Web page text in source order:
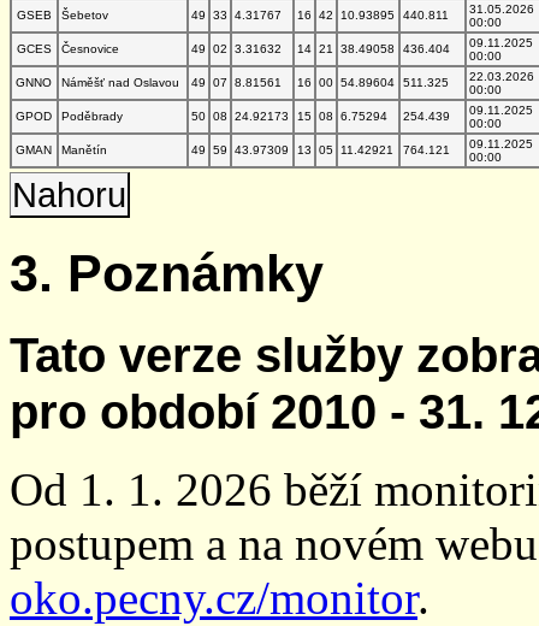
GSEB
Šebetov 49 33 4.31767 16 42 10.93895 440.811
31.05.2026
00:00
GCES
Česnovice 49 02 3.31632 14 21 38.49058 436.404
09.11.2025
00:00
GNNO
Náměšť nad Oslavou 49 07 8.81561 16 00 54.89604 511.325
22.03.2026
00:00
GPOD
Poděbrady 50 08 24.92173 15 08 6.75294 254.439
09.11.2025
00:00
GMAN
Manětín 49 59 43.97309 13 05 11.42921 764.121
09.11.2025
00:00
Nahoru
3. Poznámky
Tato verze služby
pro období 2010 - 31.
Od 1. 1. 2026 běží
postupem a na novém
oko.pecny.cz/monitor.